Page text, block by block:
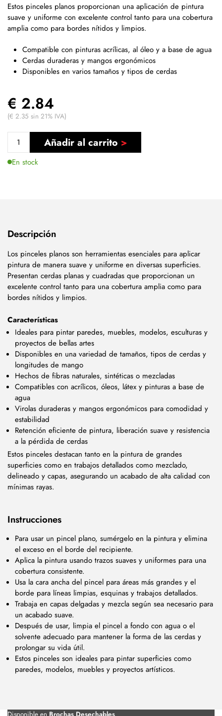
Estos pinceles planos proporcionan una aplicación de pintura
suave y uniforme con excelente control tanto para una cobertura
amplia como para bordes nítidos y limpios.
Compatible con pinturas acrílicas, al óleo y a base de agua
Cerdas duraderas y mangos ergonómicos
Disponibles en varios tamaños y tipos de cerdas
€ 2.84
(€ 2.35 sin 21% IVA)
Añadir al carrito
En stock
Descripción
Los pinceles planos son herramientas esenciales para aplicar
pintura de manera suave y uniforme en diversas superficies.
Presentan cerdas planas y cuadradas que proporcionan un
excelente control tanto para una cobertura amplia como para
bordes nítidos y limpios.
Características
Ideales para pintar paredes, muebles, modelos, esculturas y
proyectos de bellas artes
Disponibles en una variedad de tamaños, tipos de cerdas y
longitudes de mango
Hechos de fibras naturales, sintéticas o mezcladas
Compatibles con acrílicos, óleos, látex y pinturas a base de
agua
Virolas duraderas y mangos ergonómicos para comodidad y
estabilidad
Retención eficiente de pintura, liberación suave y resistencia
a la pérdida de cerdas
Estos pinceles destacan tanto en la pintura de grandes
superficies como en trabajos detallados como mezclado,
delineado y capas, asegurando un acabado de alta calidad con
mínimas rayas.
Instrucciones
Para usar un pincel plano, sumérgelo en la pintura y elimina
el exceso en el borde del recipiente.
Aplica la pintura usando trazos suaves y uniformes para una
cobertura consistente.
Usa la cara ancha del pincel para áreas más grandes y el
borde para líneas limpias, esquinas y trabajos detallados.
Trabaja en capas delgadas y mezcla según sea necesario para
un acabado suave.
Después de usar, limpia el pincel a fondo con agua o el
solvente adecuado para mantener la forma de las cerdas y
prolongar su vida útil.
Estos pinceles son ideales para pintar superficies como
paredes, modelos, muebles y proyectos artísticos.